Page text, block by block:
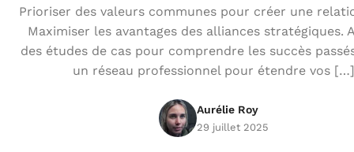
Prioriser des valeurs communes pour créer une
Maximiser les avantages des alliances stratégiques.
des études de cas pour comprendre les succès
un réseau professionnel pour étendre vos […]
Aurélie Roy
29 juillet 2025